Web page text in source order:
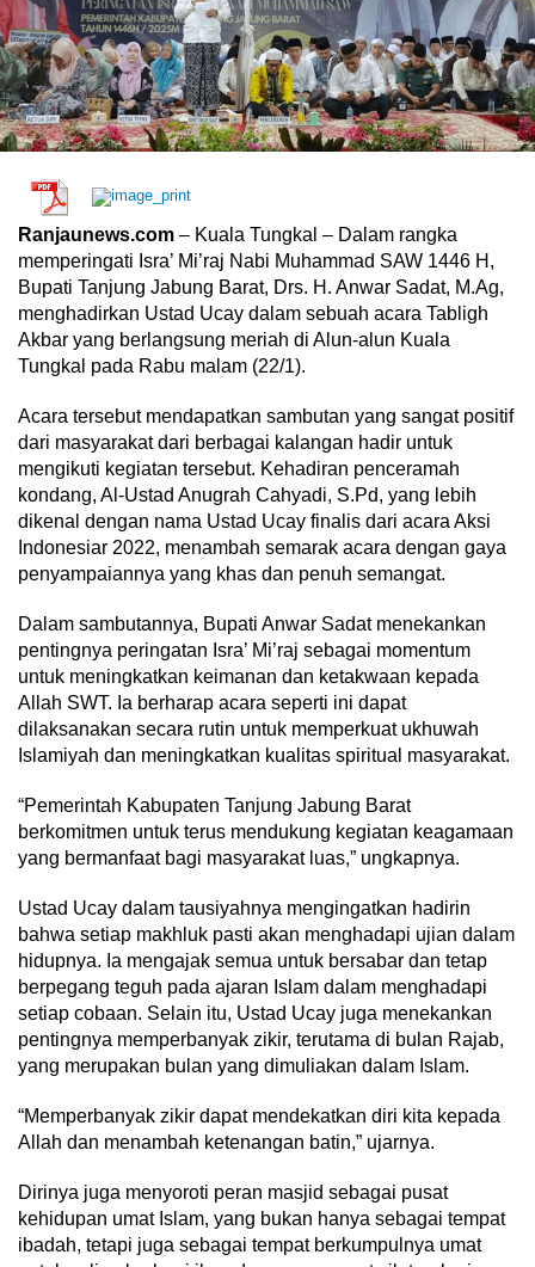
Ranjaunews.com – Kuala Tungkal – Dalam rangka
memperingati Isra’ Mi’raj Nabi Muhammad SAW 1446 H,
Bupati Tanjung Jabung Barat, Drs. H. Anwar Sadat, M.Ag,
menghadirkan Ustad Ucay dalam sebuah acara Tabligh
Akbar yang berlangsung meriah di Alun-alun Kuala
Tungkal pada Rabu malam (22/1).
Acara tersebut mendapatkan sambutan yang sangat positif
dari masyarakat dari berbagai kalangan hadir untuk
mengikuti kegiatan tersebut. Kehadiran penceramah
kondang, Al-Ustad Anugrah Cahyadi, S.Pd, yang lebih
dikenal dengan nama Ustad Ucay finalis dari acara Aksi
Indonesiar 2022, menambah semarak acara dengan gaya
penyampaiannya yang khas dan penuh semangat.
Dalam sambutannya, Bupati Anwar Sadat menekankan
pentingnya peringatan Isra’ Mi’raj sebagai momentum
untuk meningkatkan keimanan dan ketakwaan kepada
Allah SWT. Ia berharap acara seperti ini dapat
dilaksanakan secara rutin untuk memperkuat ukhuwah
Islamiyah dan meningkatkan kualitas spiritual masyarakat.
“Pemerintah Kabupaten Tanjung Jabung Barat
berkomitmen untuk terus mendukung kegiatan keagamaan
yang bermanfaat bagi masyarakat luas,” ungkapnya.
Ustad Ucay dalam tausiyahnya mengingatkan hadirin
bahwa setiap makhluk pasti akan menghadapi ujian dalam
hidupnya. Ia mengajak semua untuk bersabar dan tetap
berpegang teguh pada ajaran Islam dalam menghadapi
setiap cobaan. Selain itu, Ustad Ucay juga menekankan
pentingnya memperbanyak zikir, terutama di bulan Rajab,
yang merupakan bulan yang dimuliakan dalam Islam.
“Memperbanyak zikir dapat mendekatkan diri kita kepada
Allah dan menambah ketenangan batin,” ujarnya.
Dirinya juga menyoroti peran masjid sebagai pusat
kehidupan umat Islam, yang bukan hanya sebagai tempat
ibadah, tetapi juga sebagai tempat berkumpulnya umat